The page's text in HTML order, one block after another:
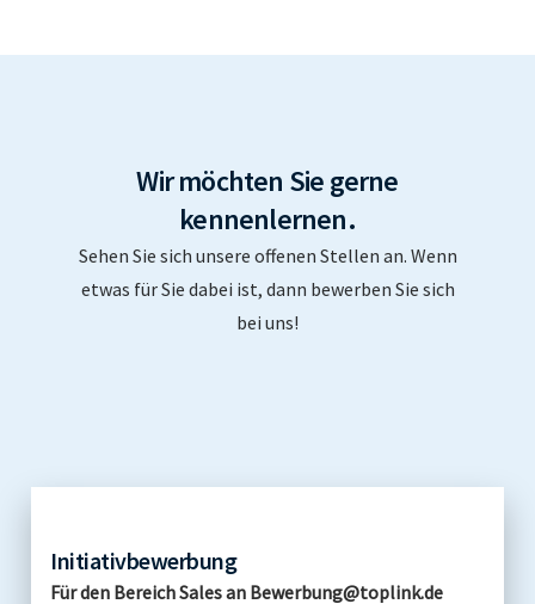
Wir möchten Sie gerne
kennenlernen.
Sehen Sie sich unsere offenen Stellen an. Wenn
etwas für Sie dabei ist, dann bewerben Sie sich
bei uns!
Initiativbewerbung
Für den Bereich Sales an Bewerbung@toplink.de